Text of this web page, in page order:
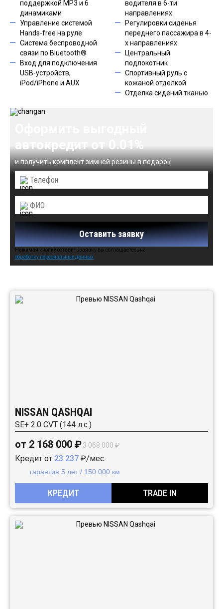
поддержкой MP3 и 6
динамиками
Управление системой
Hands-free на руле
Система беспроводной
связи по Bluetooth®
Вход для подключения
USB-устройств,
iPod/iPhone и AUX
водителя в 6-ти
направлениях
Регулировки сиденья
переднего пассажира в 4-
х направлениях
Центральный
подлокотник
Спортивный руль с
кожаной отделкой
Отделка сидений тканью
автокредит от 0.01%
и получить комплект зимней резины в подарок
Оставить заявку
Нажимая кнопку оставить заявку вы соглашаетесь на
обработку персональных данных
NISSAN QASHQAI
SE+ 2.0 CVT (144 л.с.)
от 2 168 000 ₽3 068 000 ₽
Кредит от 23 237 ₽/мес.
гарантия 5 лет / 150 000 км
КРЕДИТ TRADE IN